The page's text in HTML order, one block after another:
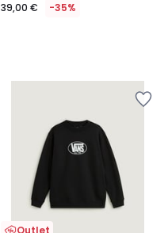
39,00 € -35%
Outlet